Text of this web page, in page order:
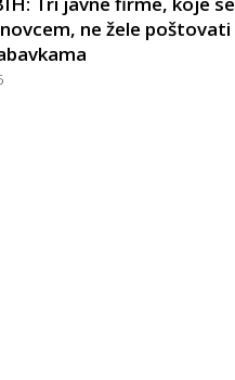
ne žele poštovati